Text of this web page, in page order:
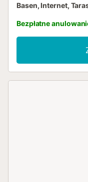
Basen, Internet,
Bezpłatne